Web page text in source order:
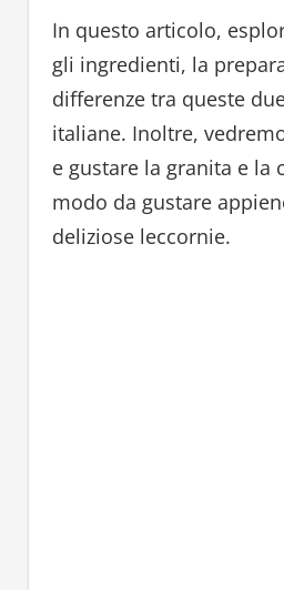
In questo articolo,
gli ingredienti, la
differenze tra queste
italiane. Inoltre,
e gustare la granita e la
modo da gustare
deliziose leccornie.